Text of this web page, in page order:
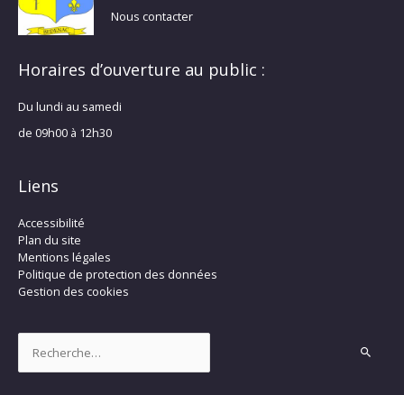
Nous contacter
Horaires d’ouverture au public :
Du lundi au samedi
de 09h00 à 12h30
Liens
Accessibilité
Plan du site
Mentions légales
Politique de protection des données
Gestion des cookies